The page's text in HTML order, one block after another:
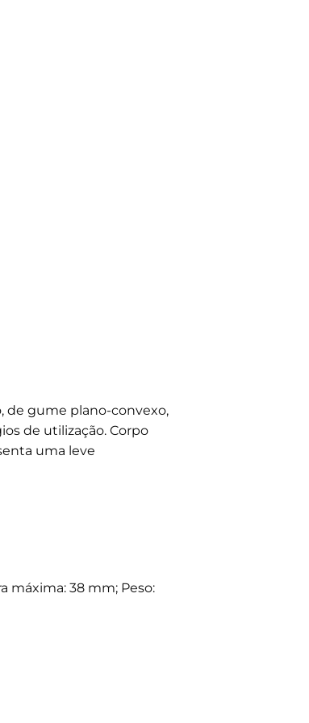
de gume plano-convexo,
de utilização. Corpo
uma leve
máxima: 38 mm; Peso: